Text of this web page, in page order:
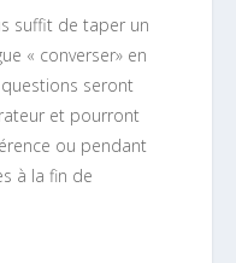
suffit de taper un
« converser» en
seront
et pourront
ou pendant
à la fin de